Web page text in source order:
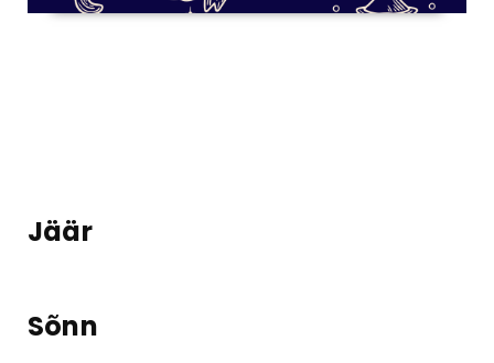
Jäär
Sõnn